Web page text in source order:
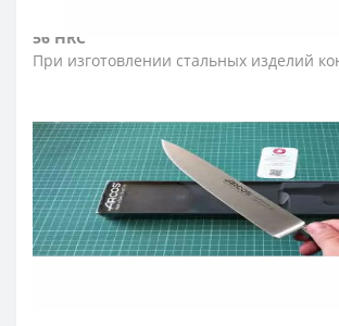
56 HRC
При изготовлении стальных изделий
помощью специального твердомера,
американцем Х.М. Роквеллом и
Тестирование проходит так: на лезвие
размещают металлический шарик,
вдавливают, измеряя углубление.
измеряют в условных единицах,